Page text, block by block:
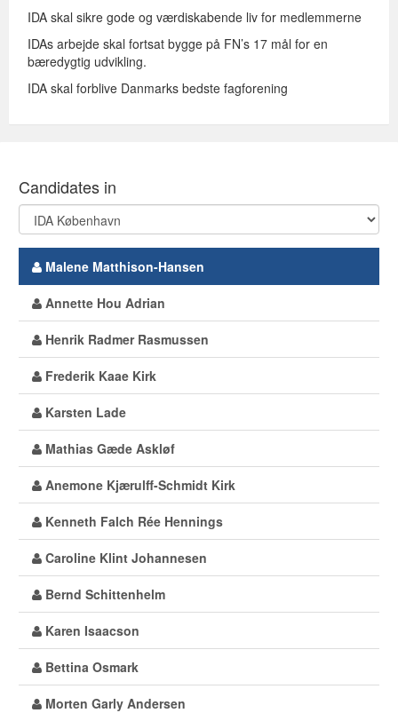
IDA skal sikre gode og værdiskabende liv for medlemmerne
IDAs arbejde skal fortsat bygge på FN’s 17 mål for en
bæredygtig udvikling.
IDA skal forblive Danmarks bedste fagforening
Candidates in
Malene Matthison-Hansen
Annette Hou Adrian
Henrik Radmer Rasmussen
Frederik Kaae Kirk
Karsten Lade
Mathias Gæde Askløf
Anemone Kjærulff-Schmidt Kirk
Kenneth Falch Rée Hennings
Caroline Klint Johannesen
Bernd Schittenhelm
Karen Isaacson
Bettina Osmark
Morten Garly Andersen